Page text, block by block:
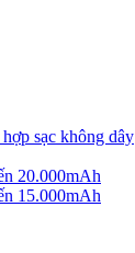
sạc không dây
20.000mAh
15.000mAh